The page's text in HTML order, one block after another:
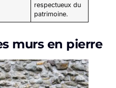
respectueux du
patrimoine.
murs en pierre